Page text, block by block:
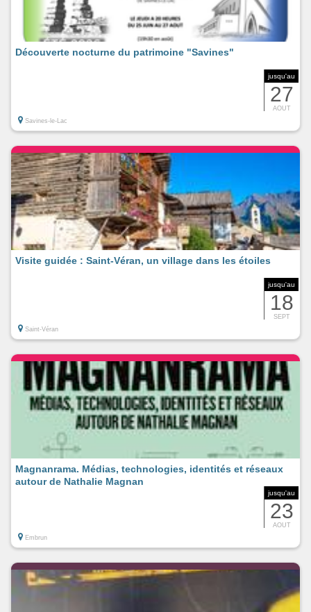
jusqu'au
27
AOUT
Découverte nocturne du patrimoine "Savines"
Savines-le-Lac
jusqu'au
18
SEPT
Visite guidée : Saint-Véran, un village dans les étoiles
Saint-Véran
jusqu'au
23
AOUT
Magnanrama. Médias, technologies, identités et réseaux
autour de Nathalie Magnan
Embrun